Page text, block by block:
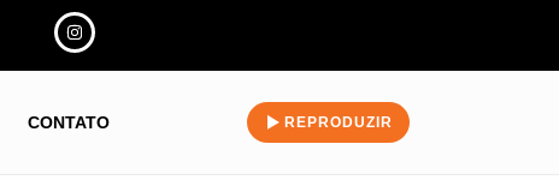
CONTATO REPRODUZIR